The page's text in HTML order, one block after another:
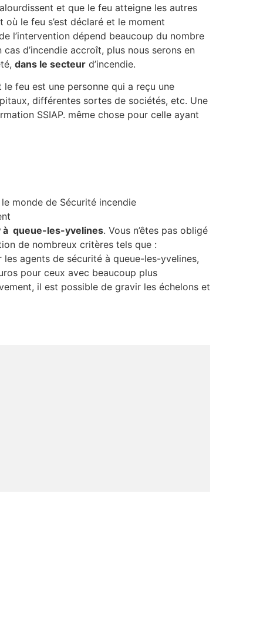
et que le feu atteigne les autres
le feu s’est déclaré et le moment
l’intervention dépend beaucoup du nombre
d’incendie accroît, plus nous serons en
dans le secteur d’incendie.
feu est une personne qui a reçu une
différentes sortes de sociétés, etc. Une
SSIAP. même chose pour celle ayant
monde de Sécurité incendie
à queue-les-yvelines. Vous n’êtes pas obligé
de nombreux critères tels que :
agents de sécurité à queue-les-yvelines,
pour ceux avec beaucoup plus
il est possible de gravir les échelons et